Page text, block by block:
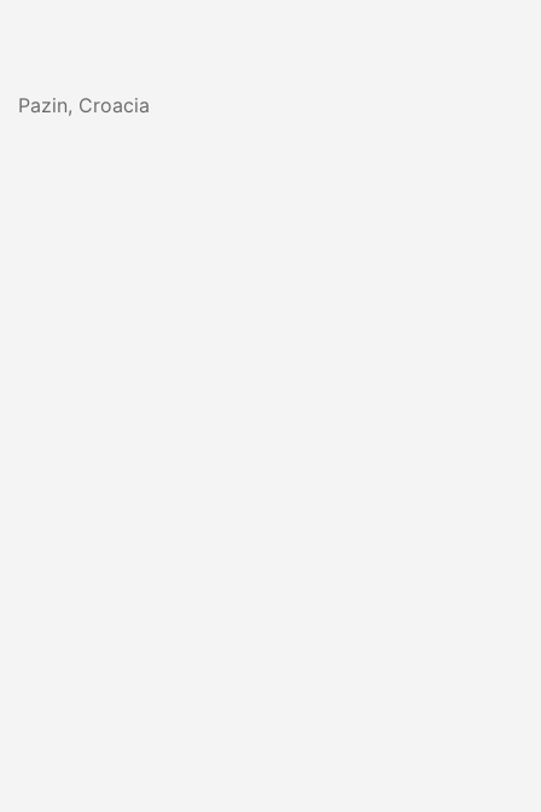
Pazin, Croacia